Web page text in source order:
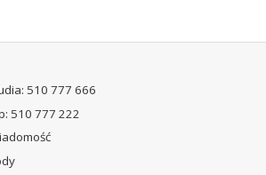
510 777 666
510 777 222